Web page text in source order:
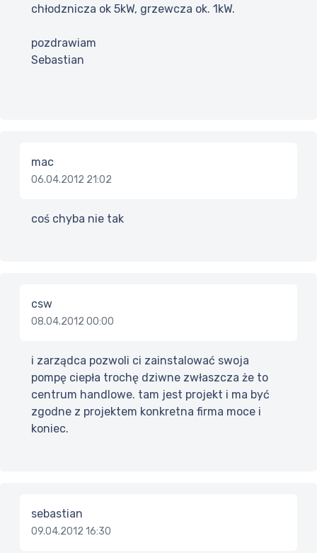
chłodznicza ok 5kW, grzewcza ok. 1kW.
pozdrawiam
Sebastian
mac
06.04.2012 21:02
coś chyba nie tak
csw
08.04.2012 00:00
i zarządca pozwoli ci zainstalować swoja
pompę ciepła trochę dziwne zwłaszcza że to
centrum handlowe. tam jest projekt i ma być
zgodne z projektem konkretna firma moce i
koniec.
sebastian
09.04.2012 16:30